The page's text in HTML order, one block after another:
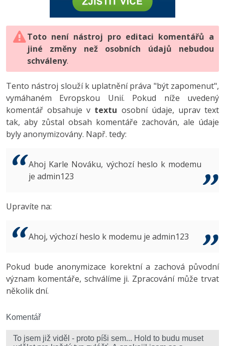
HTML5, CSS3, Bootstrap, SEO
SQL a databáze
Testování a verzování
UML a návrhové vzory
React
Spring
ASP.NET MVC
Best practices
PHP
JavaScript
Python
HTML / CSS
UML a návrhové vzory
MySQL/MariaDB
MS-SQL
Vývojář mobilních aplikací
C# Game developer
Tester
Systémový administrátor
3D grafik
Copywriter
WordPress specialista
-80%
JavaScript -80%
PHP -80%
Swift -80%
Kotlin -80%
VB.NET
Algoritmy -41%
Umělá inteligence (AI) -10%
Fórum
Digitální gramotnost
Marketing
WordPress
SEO
UX
Business
Copywriting
Windows
Kybernetická bezpečnost
Photoshop -80%
Adobe Illustrator -80%
Adobe Lightroom
Adobe XD
Adobe InDesign -25%
Adobe After Effects
Inkscape
Fórum
Toto není nástroj pro editaci komentářů a
jiné změny než osobních údajů nebudou
schváleny.
Tento nástroj slouží k uplatnění práva "být zapomenut",
vymáhaném Evropskou Unií. Pokud níže uvedený
komentář obsahuje v textu osobní údaje, uprav text
tak, aby zůstal obsah komentáře zachován, ale údaje
byly anonymizovány. Např. tedy:
Ahoj Karle Nováku, výchozí heslo k modemu
je admin123
Upravíte na:
Ahoj, výchozí heslo k modemu je admin123
Pokud bude anonymizace korektní a zachová původní
význam komentáře, schválíme ji. Zpracování může trvat
několik dní.
Komentář